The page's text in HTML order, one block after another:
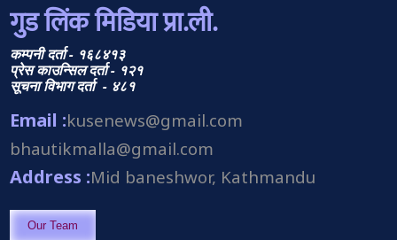
गुड लिंक मिडिया प्रा.ली.
कम्पनी दर्ता - १६८४१३
प्रेस काउन्सिल दर्ता - १२१
सूचना विभाग दर्ता - ४८१
Email :kusenews@gmail.com
bhautikmalla@gmail.com
Address :Mid baneshwor, Kathmandu
Our Team